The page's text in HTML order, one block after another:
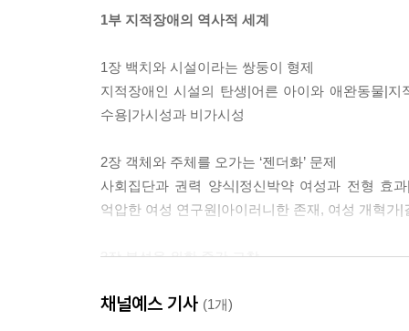
1부 지적장애의 역사적 세계
1장 백치와 시설이라는 쌍둥이 형제
지적장애인 시설의 탄생|어른 아이와 애완동물|지
수용|가시성과 비가시성
2장 객체와 주체를 오가는 ‘젠더화’ 문제
사회집단과 권력 양식|정신박약 여성과 전형 효
억압한 여성 연구원|아이러니한 존재, 여성 개혁가|
3장 분석을 위한 중간 고찰
채널예스 기사 (1개)